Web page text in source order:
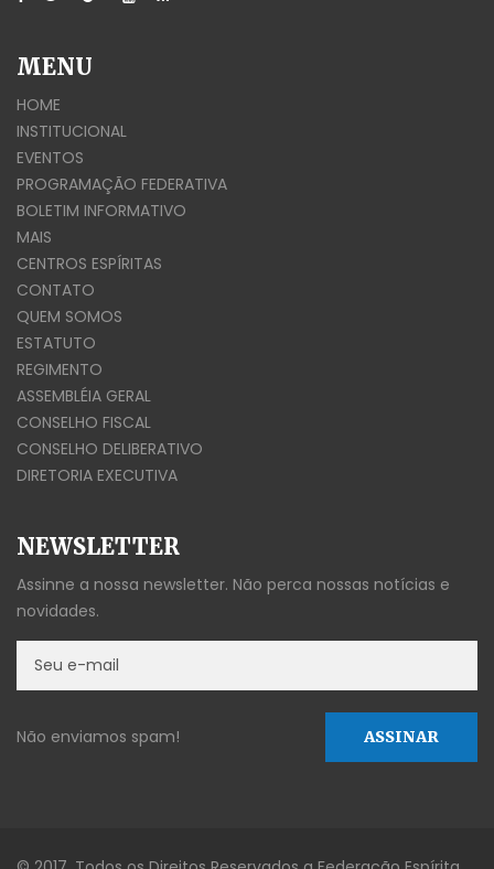
MENU
HOME
INSTITUCIONAL
EVENTOS
PROGRAMAÇÃO FEDERATIVA
BOLETIM INFORMATIVO
MAIS
CENTROS ESPÍRITAS
CONTATO
QUEM SOMOS
ESTATUTO
REGIMENTO
ASSEMBLÉIA GERAL
CONSELHO FISCAL
CONSELHO DELIBERATIVO
DIRETORIA EXECUTIVA
NEWSLETTER
Assinne a nossa newsletter. Não perca nossas notícias e
novidades.
Não enviamos spam!